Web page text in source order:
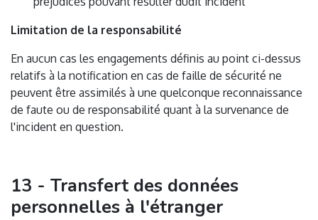
Limitation de la responsabilité
En aucun cas les engagements définis au point ci-dessus
relatifs à la notification en cas de faille de sécurité ne
peuvent être assimilés à une quelconque reconnaissance
de faute ou de responsabilité quant à la survenance de
l'incident en question.
13 - Transfert des données
personnelles à l'étranger